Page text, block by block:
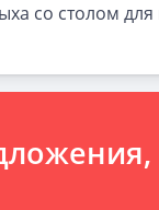
со столом для